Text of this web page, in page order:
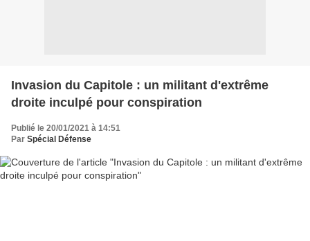
Invasion du Capitole : un militant d'extrême
droite inculpé pour conspiration
Publié le 20/01/2021 à 14:51
Par Spécial Défense